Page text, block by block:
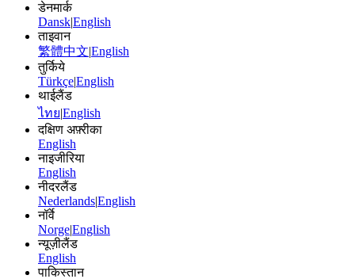
डेनमार्क
Dansk|English
ताइवान
繁體中文|English
तुर्किये
Türkçe|English
थाईलैंड
ไทย|English
दक्षिण अफ़्रीका
English
नाइजीरिया
English
नीदरलैंड
Nederlands|English
नॉर्वे
Norge|English
न्यूज़ीलैंड
English
पाकिस्तान